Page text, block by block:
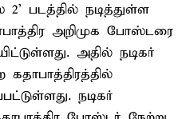
2’ படத்தில் நடித்துள்ள
அறிமுக போஸ்டரை
அதில் நடிகர்
கதாபாத்திரத்தில்
நடிகர்